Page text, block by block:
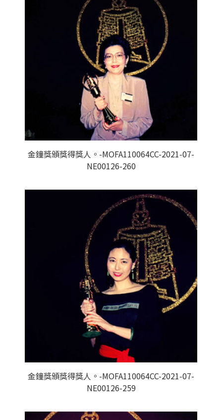
金鐘獎頒獎得獎人。-MOFA110064CC-2021-07-
NE00126-260
金鐘獎頒獎得獎人。-MOFA110064CC-2021-07-
NE00126-259